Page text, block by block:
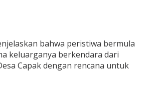
bahwa peristiwa bermula
keluarganya berkendara dari
Capak dengan rencana untuk